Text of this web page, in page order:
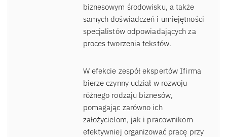
biznesowym środowisku, a także
samych doświadczeń i umiejętności
specjalistów odpowiadających za
proces tworzenia tekstów.
W efekcie zespół ekspertów Ifirma
bierze czynny udział w rozwoju
różnego rodzaju biznesów,
pomagając zarówno ich
założycielom, jak i pracownikom
efektywniej organizować pracę przy